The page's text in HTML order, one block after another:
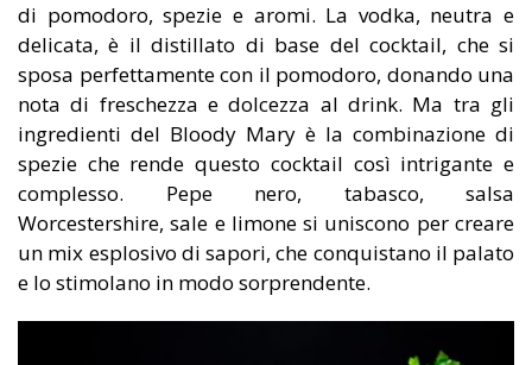
di pomodoro, spezie e aromi. La vodka, neutra e
delicata, è il distillato di base del cocktail, che si
sposa perfettamente con il pomodoro, donando una
nota di freschezza e dolcezza al drink. Ma tra gli
ingredienti del Bloody Mary è la combinazione di
spezie che rende questo cocktail così intrigante e
complesso. Pepe nero, tabasco, salsa
Worcestershire, sale e limone si uniscono per creare
un mix esplosivo di sapori, che conquistano il palato
e lo stimolano in modo sorprendente.